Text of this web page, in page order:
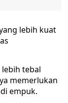
lebih kuat
tebal
memerlukan
empuk.